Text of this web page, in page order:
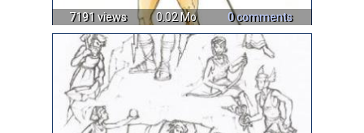
7191 views 0.02 Mo 0 comments